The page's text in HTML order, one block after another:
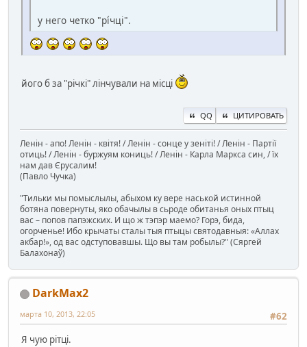
у него четко "рі́чці".
його б за "річкі" лінчували на місці
QQ ЦИТИРОВАТЬ
Ленін - апо! Ленін - квітя! / Ленін - сонце у зеніті! / Ленін - Партії
отиць! / Ленін - буржуям кониць! / Ленін - Карла Маркса син, / їх
нам дав Єрусалим!
(Павло Чучка)
"Тильки мы помыслылы, абыхом ку вере наськой истинной
ботяна повернуты, яко обачылы в сьроде обитанья оных птыц
вас – попов папэжских. И що ж тэпэр маемо? Горэ, бида,
огорченье! Ибо крычаты сталы тыя птыцы святодавныя: «Аллах
акбар!», од вас одступовавшы. Що вы там робылы?" (Сяргей
Балахонаў)
DarkMax2
#62
марта 10, 2013, 22:05
Я чую рітці.